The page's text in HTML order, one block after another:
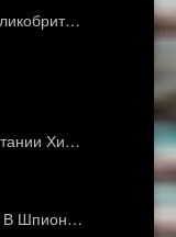
Хи…
В Шпион…